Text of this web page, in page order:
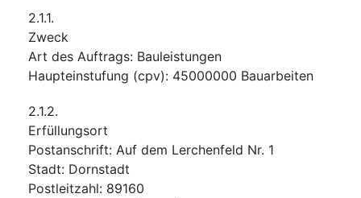
2.1.1.
Zweck
Art des Auftrags: Bauleistungen
Haupteinstufung (cpv): 45000000 Bauarbeiten
2.1.2.
Erfüllungsort
Postanschrift: Auf dem Lerchenfeld Nr. 1
Stadt: Dornstadt
Postleitzahl: 89160